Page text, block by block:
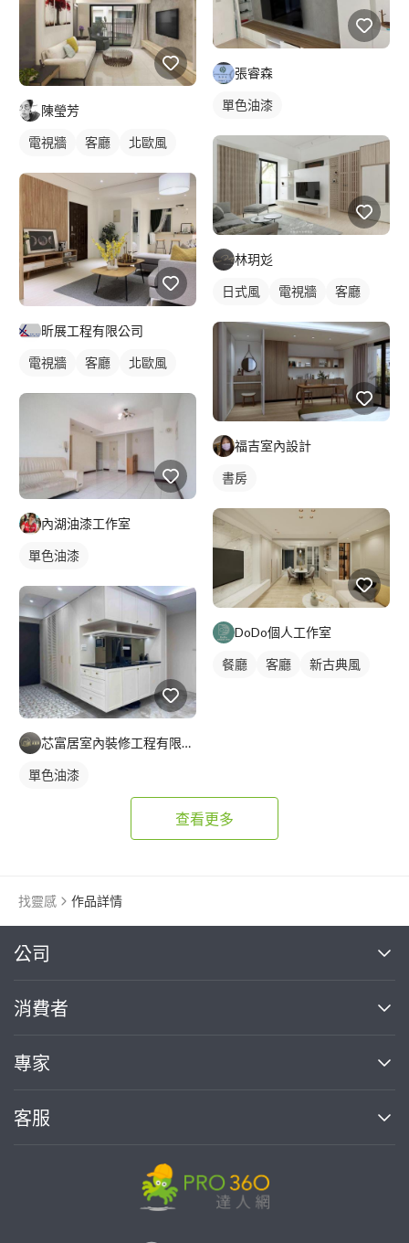
陳瑩芳
電視牆 客廳 北歐風
昕展工程有限公司
電視牆 客廳 北歐風
內湖油漆工作室
單色油漆
芯富居室內裝修工程有限公司
單色油漆
張睿森
單色油漆
林玥彣
日式風 電視牆 客廳
福吉室內設計
書房
DoDo個人工作室
餐廳 客廳 新古典風
查看更多
找靈感 作品詳情
公司
關於我們
部落格
加入我們
消費者
買服務
熱門服務
專家
案件中心
客服
繼續完成